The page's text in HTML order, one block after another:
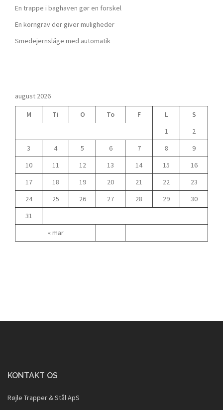
En trappe i baghaven gør en forskel
En korngrav der giver muligheder
Smedejernslåge med automatik
august 2026
M Ti O To F L S
« mar
1
2
3
4 5 6 7 8
9
10
11 12 13 14 15
16
17
18 19 20 21 22
23
24
25 26 27 28 29
30
31
KONTAKT OS
Røjle Trapper & Stål ApS